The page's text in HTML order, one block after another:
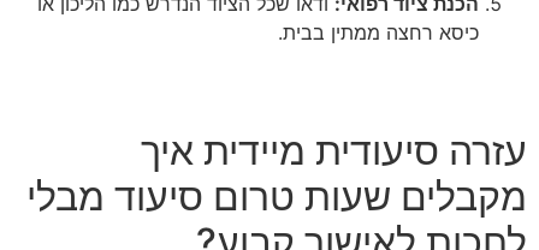
כיסא רחצה ממתין בבית.
עזרה סיעודית מיידית איך
מקבלים שעות טרום סיעוד מבלי